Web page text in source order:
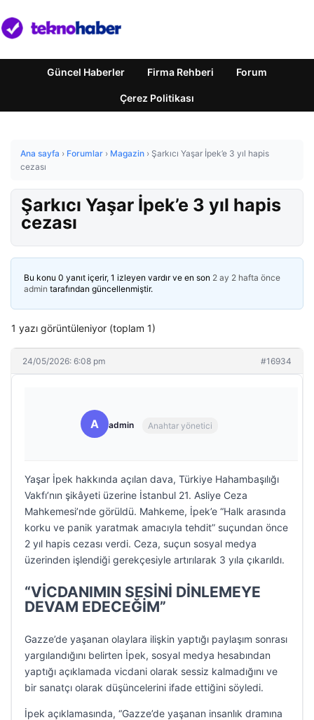
Güncel Haberler Firma Rehberi Forum
Çerez Politikası
Ana sayfa › Forumlar › Magazin › Şarkıcı Yaşar İpek’e 3 yıl hapis
cezası
Şarkıcı Yaşar İpek’e 3 yıl hapis
cezası
Bu konu 0 yanıt içerir, 1 izleyen vardır ve en son 2 ay 2 hafta önce
admin tarafından güncellenmiştir.
1 yazı görüntüleniyor (toplam 1)
24/05/2026: 6:08 pm #16934
A admin Anahtar yönetici
Yaşar İpek hakkında açılan dava, Türkiye Hahambaşılığı
Vakfı’nın şikâyeti üzerine İstanbul 21. Asliye Ceza
Mahkemesi’nde görüldü. Mahkeme, İpek’e “Halk arasında
korku ve panik yaratmak amacıyla tehdit” suçundan önce
2 yıl hapis cezası verdi. Ceza, suçun sosyal medya
üzerinden işlendiği gerekçesiyle artırılarak 3 yıla çıkarıldı.
“VİCDANIMIN SESİNİ DİNLEMEYE
DEVAM EDECEĞİM”
Gazze’de yaşanan olaylara ilişkin yaptığı paylaşım sonrası
yargılandığını belirten İpek, sosyal medya hesabından
yaptığı açıklamada vicdani olarak sessiz kalmadığını ve
bir sanatçı olarak düşüncelerini ifade ettiğini söyledi.
İpek açıklamasında, “Gazze’de yaşanan insanlık dramına